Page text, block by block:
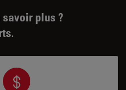
savoir plus ?